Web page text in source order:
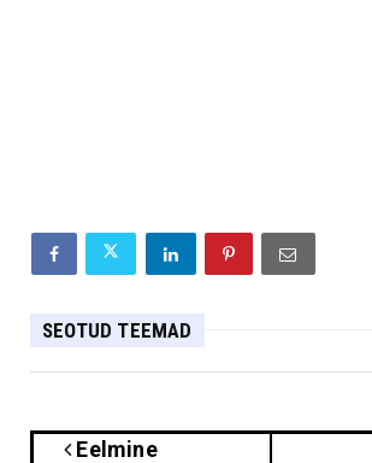
SEOTUD TEEMAD
Eelmine